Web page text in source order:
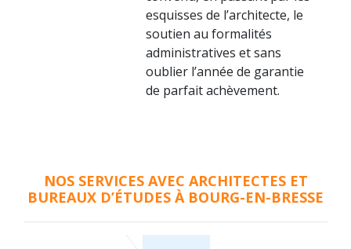
esquisses de l’architecte, le
soutien au formalités
administratives et sans
oublier l’année de garantie
de parfait achèvement.
NOS SERVICES AVEC ARCHITECTES ET
BUREAUX D’ÉTUDES À BOURG-EN-BRESSE